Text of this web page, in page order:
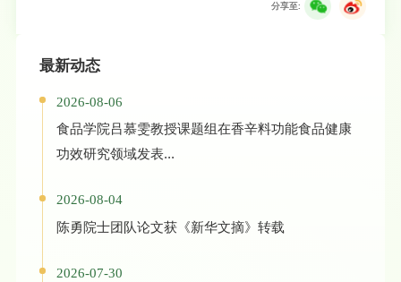
分享至:
最新动态
2026-08-06
食品学院吕慕雯教授课题组在香辛料功能食品健康
功效研究领域发表...
2026-08-04
陈勇院士团队论文获《新华文摘》转载
2026-07-30